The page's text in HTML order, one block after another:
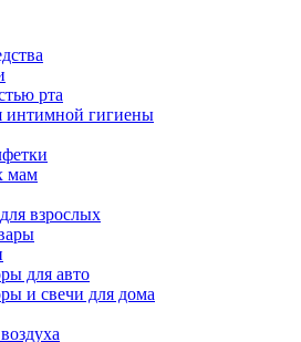
рта
интимной гигиены
мам
взрослых
для авто
и свечи для дома